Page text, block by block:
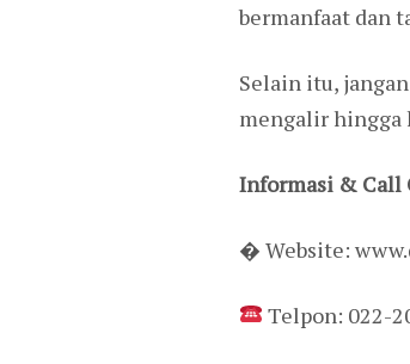
bermanfaat dan
Selain itu,
mengalir hingga
Informasi & Call
� Website:
Telpon: 022-